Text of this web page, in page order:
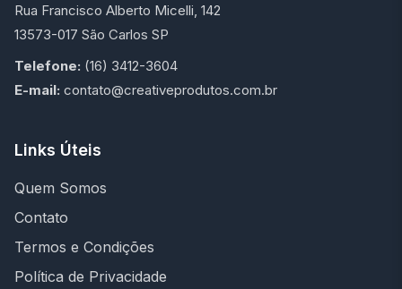
Rua Francisco Alberto Micelli, 142
13573-017 São Carlos SP
Telefone: (16) 3412-3604
E-mail: contato@creativeprodutos.com.br
Links Úteis
Quem Somos
Contato
Termos e Condições
Política de Privacidade